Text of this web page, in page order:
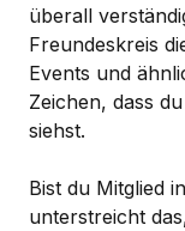
überall
Freundeskreis
Events und
Zeichen, dass
siehst.
Bist du Mitglied
unterstreicht